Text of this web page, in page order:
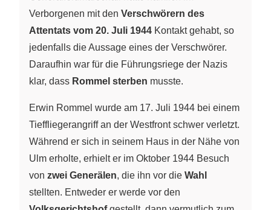
Verborgenen mit den Verschwörern des
Attentats vom 20. Juli 1944 Kontakt gehabt, so
jedenfalls die Aussage eines der Verschwörer.
Daraufhin war für die Führungsriege der Nazis
klar, dass Rommel sterben musste.
Erwin Rommel wurde am 17. Juli 1944 bei einem
Tieffliegerangriff an der Westfront schwer verletzt.
Während er sich in seinem Haus in der Nähe von
Ulm erholte, erhielt er im Oktober 1944 Besuch
von zwei Generälen, die ihn vor die Wahl
stellten. Entweder er werde vor den